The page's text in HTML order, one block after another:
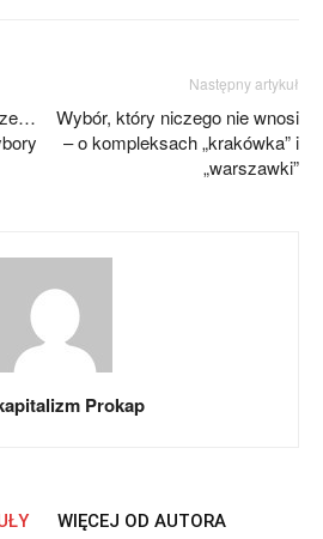
Następny artykuł
Wybór, który niczego nie wnosi
– o kompleksach „krakówka” i
„warszawki”
Prokap
WIĘCEJ OD AUTORA